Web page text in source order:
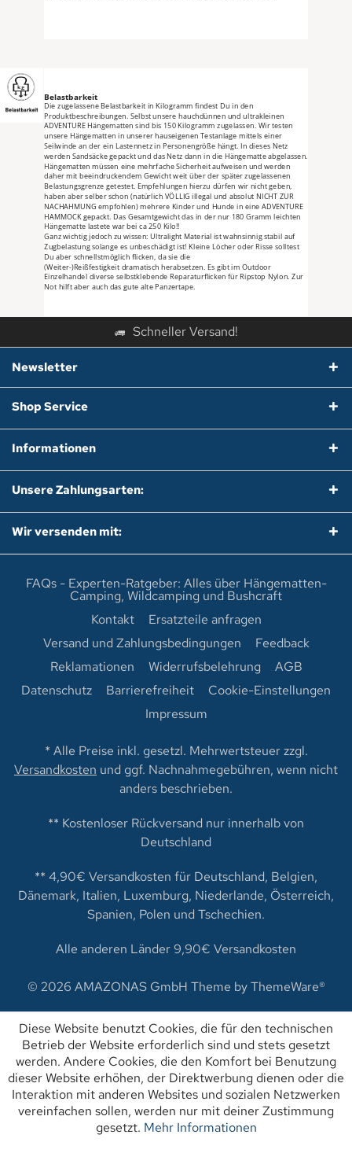
Belastbarkeit
Die zugelassene Belastbarkeit in Kilogramm findest Du in den
Produktbeschreibungen. Selbst unsere hauchdünnen und ultrakleinen
ADVENTURE Hängematten sind bis 150 Kilogramm zugelassen. Wir testen
unsere Hängematten in unserer hauseigenen Testanlage mittels einer
Seilwinde an der ein Lastennetz in Personengröße hängt. In dieses Netz
werden Sandsäcke gepackt und das Netz dann in die Hängematte abgelassen.
Hängematten müssen eine mehrfache Sicherheit aufweisen und werden
daher mit beeindruckendem Gewicht weit über der später zugelassenen
Belastungsgrenze getestet. Empfehlungen hierzu dürfen wir nicht geben,
haben aber selber schon (natürlich VÖLLIG illegal und absolut NICHT ZUR
NACHAHMUNG empfohlen) mehrere Kinder und Hunde in eine ADVENTURE
HAMMOCK gepackt. Das Gesamtgewicht das in der nur 180 Gramm leichten
Hängematte lastete war bei ca 250 Kilo!!
Ganz wichtig jedoch zu wissen: Ultralight Material ist wahnsinnig stabil auf
Zugbelastung solange es unbeschädigt ist! Kleine Löcher oder Risse solltest
Du aber schnellstmöglich flicken, da sie die
(Weiter-)Reißfestigkeit dramatisch herabsetzen. Es gibt im Outdoor
Einzelhandel diverse selbstklebende Reparaturflicken für Ripstop Nylon. Zur
Not hilft aber auch das gute alte Panzertape.
Schneller Versand!
Newsletter
Shop Service
Informationen
Unsere Zahlungsarten:
Wir versenden mit:
FAQs - Experten-Ratgeber: Alles über Hängematten-
Camping, Wildcamping und Bushcraft
Kontakt
Ersatzteile anfragen
Versand und Zahlungsbedingungen
Feedback
Reklamationen
Widerrufsbelehrung
AGB
Datenschutz
Barrierefreiheit
Cookie-Einstellungen
Impressum
* Alle Preise inkl. gesetzl. Mehrwertsteuer zzgl.
Versandkosten und ggf. Nachnahmegebühren, wenn nicht
anders beschrieben.
** Kostenloser Rückversand nur innerhalb von
Deutschland
** 4,90€ Versandkosten für Deutschland, Belgien,
Dänemark, Italien, Luxemburg, Niederlande, Österreich,
Spanien, Polen und Tschechien.
Alle anderen Länder 9,90€ Versandkosten
© 2026 AMAZONAS GmbH Theme byThemeWare®
Diese Website benutzt Cookies, die für den technischen
Betrieb der Website erforderlich sind und stets gesetzt
werden. Andere Cookies, die den Komfort bei Benutzung
dieser Website erhöhen, der Direktwerbung dienen oder die
Interaktion mit anderen Websites und sozialen Netzwerken
vereinfachen sollen, werden nur mit deiner Zustimmung
gesetzt. Mehr Informationen